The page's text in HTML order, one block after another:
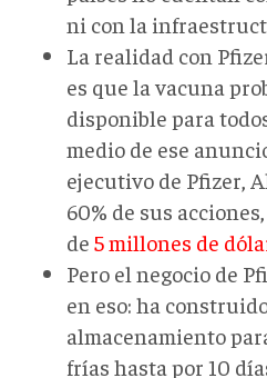
ni con la
La realidad con
es que la vacuna
disponible para
medio de ese
ejecutivo de Pfizer,
60% de sus
de 5 millones de
Pero el negocio de
en eso: ha
almacenamiento
frías hasta por 10